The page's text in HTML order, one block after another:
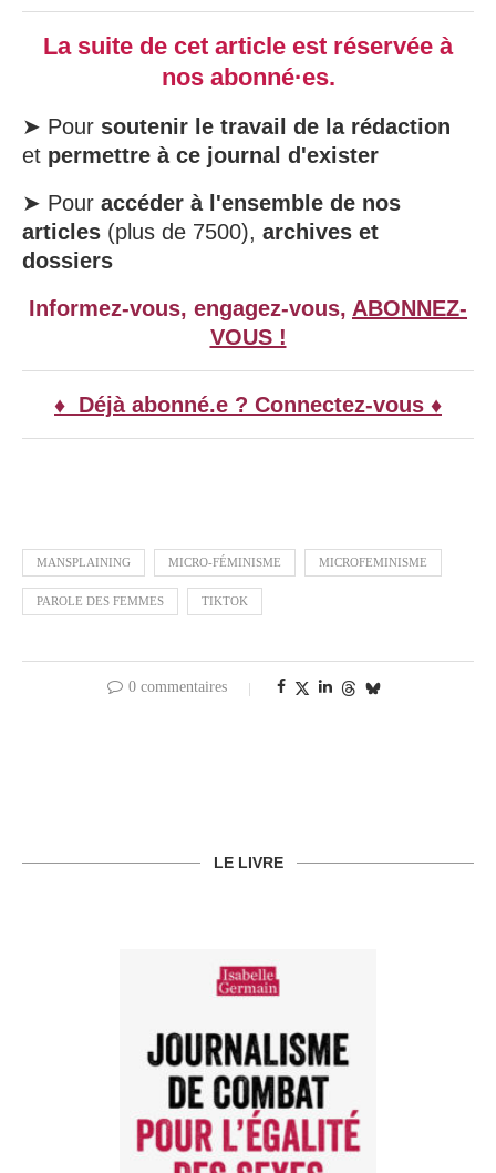
La suite de cet article est réservée à
nos abonné·es.
➤ Pour soutenir le travail de la rédaction
et permettre à ce journal d'exister
➤ Pour accéder à l'ensemble de nos
articles (plus de 7500), archives et
dossiers
Informez-vous, engagez-vous, ABONNEZ-
VOUS !
♦ Déjà abonné.e ? Connectez-vous ♦
MANSPLAINING MICRO-FÉMINISME MICROFEMINISME
PAROLE DES FEMMES TIKTOK
0 commentaires
LE LIVRE